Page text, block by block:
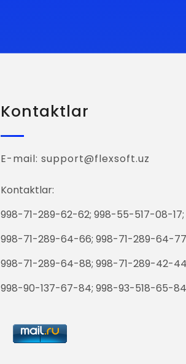
Kontaktlar
E-mail: support@flexsoft.uz
Kontaktlar:
998-71-289-62-62; 998-55-517-08-17;
998-71-289-64-66; 998-71-289-64-
998-71-289-64-88; 998-71-289-42-
998-90-137-67-84; 998-93-518-65-